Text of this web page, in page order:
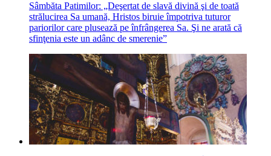
Sâmbăta Patimilor: „Deşertat de slavă divină şi de toată
strălucirea Sa umană, Hristos biruie împotriva tuturor
pariorilor care plusează pe înfrângerea Sa. Şi ne arată că
sfinţenia este un adânc de smerenie”